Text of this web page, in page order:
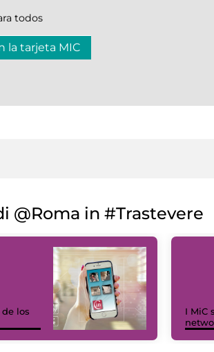
todos
la tarjeta MIC
@Roma in #Trastevere
de los
I MiC